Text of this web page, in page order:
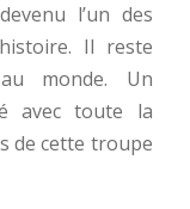
l’un des
Il reste
monde. Un
avec toute la
de cette troupe